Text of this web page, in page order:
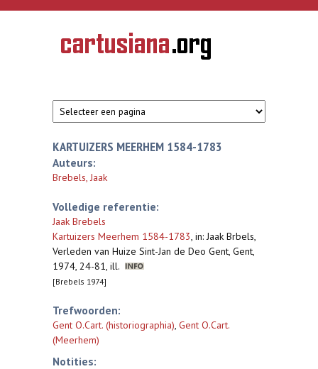
Overslaan en naar de inhoud gaan
CARTUSIANA
Geschiedenis
van de
KARTUIZERS MEERHEM 1584-1783
Auteurs:
Brebels, Jaak
Volledige referentie:
Jaak Brebels
Kartuizers Meerhem 1584-1783, in: Jaak Brbels,
Verleden van Huize Sint-Jan de Deo Gent, Gent,
1974, 24-81, ill.
[Brebels 1974]
Trefwoorden:
Gent O.Cart. (historiographia), Gent O.Cart.
(Meerhem)
Notities: